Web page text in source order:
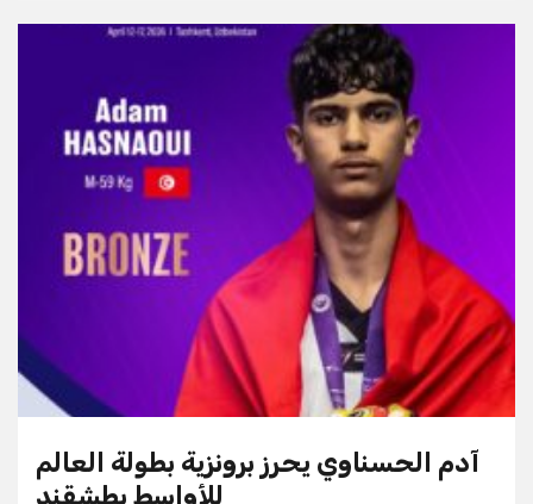
آدم الحسناوي يحرز برونزية بطولة العالم
للأواسط بطشقند